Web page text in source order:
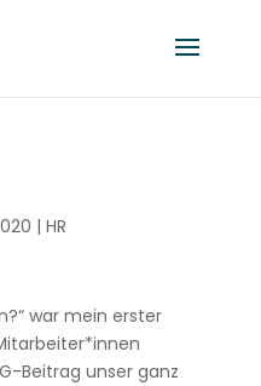
| HR
war mein erster
Beitrag unser ganz